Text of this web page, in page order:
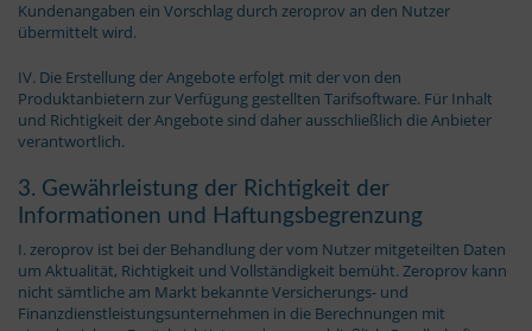
Kundenangaben ein Vorschlag durch zeroprov an den Nutzer
übermittelt wird.
IV. Die Erstellung der Angebote erfolgt mit der von den
Produktanbietern zur Verfügung gestellten Tarifsoftware. Für Inhalt
und Richtigkeit der Angebote sind daher ausschließlich die Anbieter
verantwortlich.
3. Gewährleistung der Richtigkeit der
Informationen und Haftungsbegrenzung
I. zeroprov ist bei der Behandlung der vom Nutzer mitgeteilten Daten
um Aktualität, Richtigkeit und Vollständigkeit bemüht. Zeroprov kann
nicht sämtliche am Markt bekannte Versicherungs- und
Finanzdienstleistungsunternehmen in die Berechnungen mit